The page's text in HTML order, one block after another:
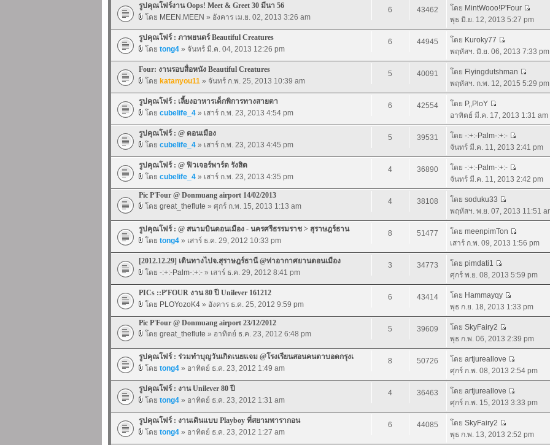
รูปคุณโฟร์งาน Oops! Meet & Greet 30 มีนา 56
โดย MEEN.MEEN » อังคาร เม.ย. 02, 2013 3:26 am
6 43462 โดย MintWooo!P'Four
พุธ มิ.ย. 12, 2013 5:27 pm
รูปคุณโฟร์ : ภาพยนตร์ Beautiful Creatures
โดย tong4 » จันทร์ มี.ค. 04, 2013 12:26 pm
6 44945 โดย Kuroky77
พฤหัสฯ. มิ.ย. 06, 2013 7:33 pm
Four: งานรอบสื่อหนัง Beautiful Creatures
โดย katanyou11 » จันทร์ ก.พ. 25, 2013 10:39 am
5 40091 โดย Flyingdutshman
พฤหัสฯ. ก.พ. 12, 2015 5:29 pm
รูปคุณโฟร์ : เลี้ยงอาหารเด็กพิการทางสายตา
โดย cubelife_4 » เสาร์ ก.พ. 23, 2013 4:54 pm
6 42554 โดย P,,PloY
อาทิตย์ มี.ค. 17, 2013 1:31 am
รูปคุณโฟร์ : @ ดอนเมือง
โดย cubelife_4 » เสาร์ ก.พ. 23, 2013 4:45 pm
5 39531 โดย -:+:-Palm-:+:-
จันทร์ มี.ค. 11, 2013 2:41 pm
รูปคุณโฟร์ : @ ฟิวเจอร์พาร์ด รังสิต
โดย cubelife_4 » เสาร์ ก.พ. 23, 2013 4:35 pm
4 36890 โดย -:+:-Palm-:+:-
จันทร์ มี.ค. 11, 2013 2:42 pm
Pic P'Four @ Donmuang airport 14/02/2013
โดย great_theflute » ศุกร์ ก.พ. 15, 2013 1:13 am
4 38108 โดย soduku33
พฤหัสฯ. พ.ย. 07, 2013 11:51
รูปคุณโฟร์ : @ สนามบินดอนเมือง - นครศรีธรรมราช > สุราษฎร์ธาน
โดย tong4 » เสาร์ ธ.ค. 29, 2012 10:33 pm
8 51477 โดย meenpimTon
เสาร์ ก.พ. 09, 2013 1:56 pm
[2012.12.29] เดินทางไปจ.สุราษฎร์ธานี @ท่าอากาศยานดอนเมือง
โดย -:+:-Palm-:+:- » เสาร์ ธ.ค. 29, 2012 8:41 pm
3 34773 โดย pimdati1
ศุกร์ พ.ย. 08, 2013 5:59 pm
PICs ::P'FOUR งาน 80 ปี Unilever 161212
โดย PLOYozoK4 » อังคาร ธ.ค. 25, 2012 9:59 pm
6 43414 โดย Hammayqy
พุธ ก.ย. 18, 2013 1:33 pm
Pic P'Four @ Donmuang airport 23/12/2012
โดย great_theflute » อาทิตย์ ธ.ค. 23, 2012 6:48 pm
5 39609 โดย SkyFairy2
พุธ ก.พ. 06, 2013 2:39 pm
รูปคุณโฟร์ : ร่วมทำบุญวันเกิดเนยแจม @โรงเรียนสอนคนตาบอดกรุงเ
โดย tong4 » อาทิตย์ ธ.ค. 23, 2012 1:49 am
8 50726 โดย artjureallove
ศุกร์ ก.พ. 08, 2013 2:54 pm
รูปคุณโฟร์ : งาน Unilever 80 ปี
โดย tong4 » อาทิตย์ ธ.ค. 23, 2012 1:31 am
4 36463 โดย artjureallove
ศุกร์ ก.พ. 15, 2013 3:33 pm
รูปคุณโฟร์ : งานเดินแบบ Playboy ที่สยามพารากอน
โดย tong4 » อาทิตย์ ธ.ค. 23, 2012 1:27 am
6 44085 โดย SkyFairy2
พุธ ก.พ. 13, 2013 2:52 pm